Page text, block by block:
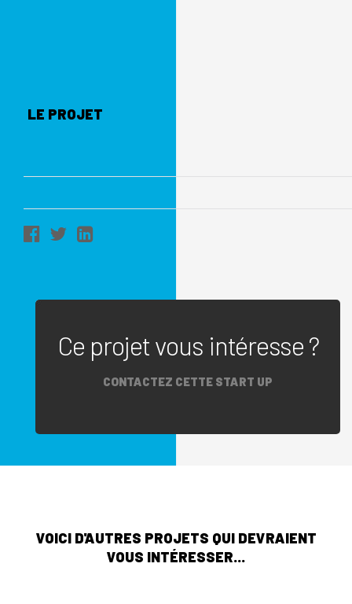
LE PROJET
Ce projet vous intéresse ?
CONTACTEZ CETTE START UP
VOICI D'AUTRES PROJETS QUI DEVRAIENT
VOUS INTÉRESSER...